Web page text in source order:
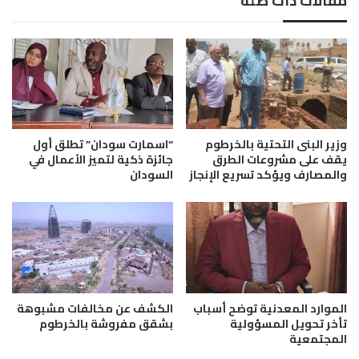
ا
ل
م
ي
ل
ل
ه
و
ا
ت
ف
ل
م
ل
ة
ل
م
ص
ر
ي
م
ق
ا
ب
ل
ا
س
و
ي
وزير البنى التحتية بالخرطوم
يقف على مشروعات الطرق
والمصارف ويؤكد تسريع الإنجاز
“اسمارت سودان” تطلق أول
جائزة ذكية لتميز الأعمال في
السودان
الموارد المعدنية توضح أسباب
تأخر تحويل المسؤولية
المجتمعية
الكشف عن مخالفات مشبوهة
بشقق مفروشة بالخرطوم